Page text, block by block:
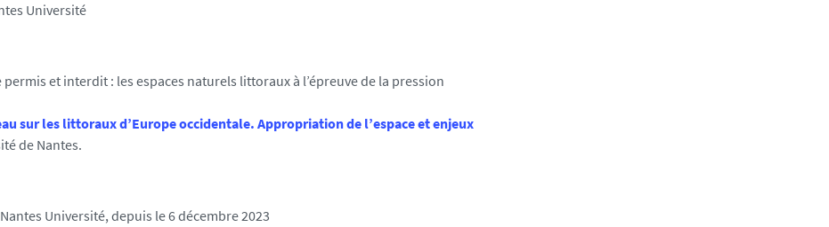
Université
et interdit : les espaces naturels littoraux à l’épreuve de la pression
sur les littoraux d’Europe occidentale. Appropriation de l’espace et enjeux
de Nantes.
Université, depuis le 6 décembre 2023